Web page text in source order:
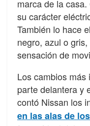
marca de la
su carácter
También lo hace
negro, azul o
sensación de
Los cambios
parte delantera y
contó Nissan los
en las alas de